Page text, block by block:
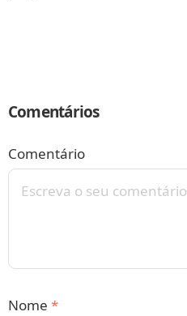
Comentários
Comentário
Nome *